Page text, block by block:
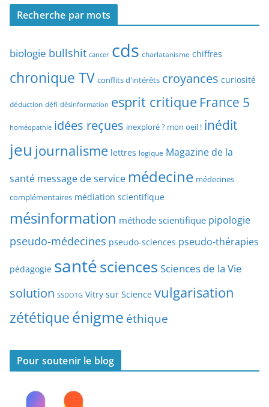
e
a
y
e
d
’
a
i
c
e
c
r
h
p
a
t
e
Recherche par mots
biologie bullshit cancer cds charlatanisme chiffres
chronique TV conflits d'intérêts croyances curiosité
déduction défi désinformation esprit critique France 5
homéopathie idées reçues inexploré ? mon oeil ! inédit
jeu journalisme lettres logique Magazine de la
santé message de service médecine médecines
complémentaires médiation scientifique
mésinformation méthode scientifique pipologie
pseudo-médecines pseudo-sciences pseudo-thérapies
pédagogie santésciences Sciences de la Vie
solution SSDOTG Vitry sur Science vulgarisation
zététiqueénigme éthique
Pour soutenir le blog